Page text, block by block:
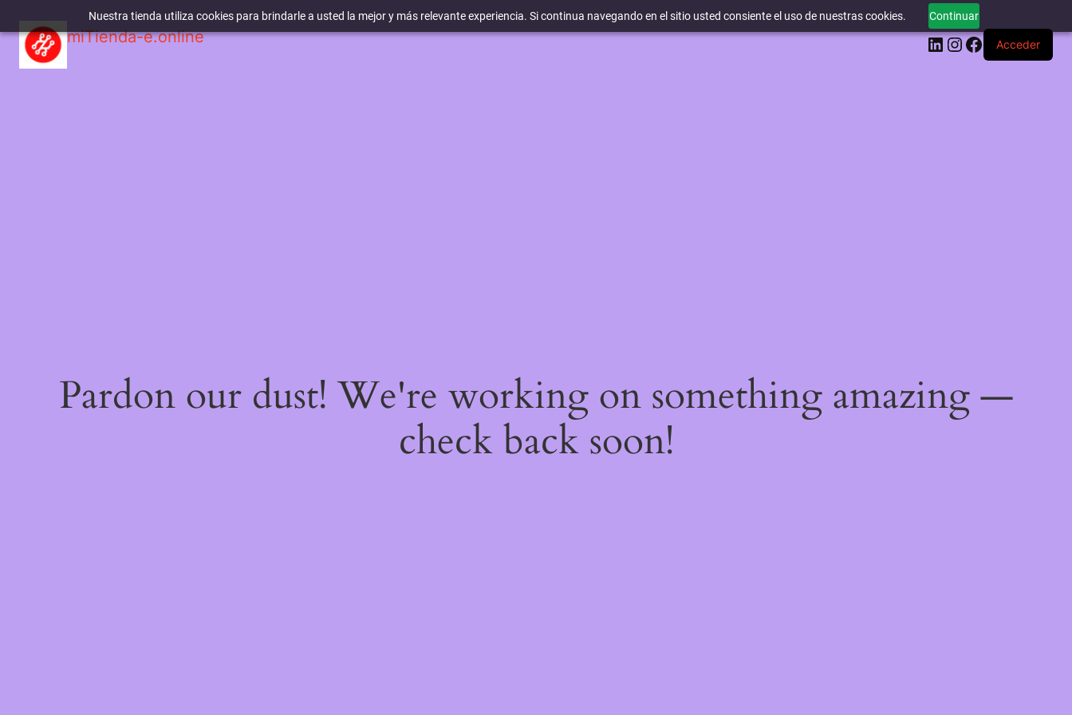
Nuestra tienda utiliza cookies para brindarle a usted la mejor y más relevante experiencia. Si continua navegando en el sitio usted consiente el uso de nuestras cookies. Continuar
miTienda-e.online LinkedIn
Instagram
Facebook
Acceder
Pardon our dust! We're working on something amazing —
check back soon!